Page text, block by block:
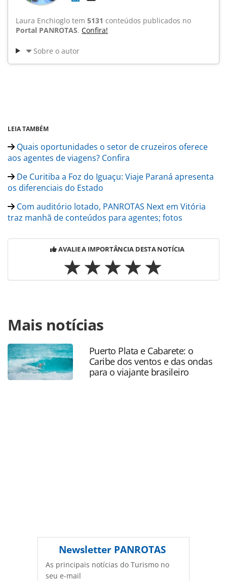
Laura Enchioglo tem 5131 conteúdos publicados no
Portal PANROTAS. Confira!
Sobre o autor
LEIA TAMBÉM
Quais oportunidades o setor de cruzeiros oferece
aos agentes de viagens? Confira
De Curitiba a Foz do Iguaçu: Viaje Paraná apresenta
os diferenciais do Estado
Com auditório lotado, PANROTAS Next em Vitória
traz manhã de conteúdos para agentes; fotos
AVALIE A IMPORTÂNCIA DESTA NOTÍCIA
https://www.panrotas.com.br/agencias-de-
viagens/eventos/2026/05/trade-do-espirito-santo-se-
reune-no-panrotas-next-em-vitoria-veja-mais-
fotos_228881.html ou as ferramentas oferecidas na página.
Todo o conteúdo produzido pela PANROTAS Editora é
protegido pela legislação brasileira sobre direito autoral.
Mais notícias
Puerto Plata e Cabarete: o
Caribe dos ventos e das ondas
para o viajante brasileiro
Newsletter PANROTAS
As principais notícias do Turismo no
seu e-mail